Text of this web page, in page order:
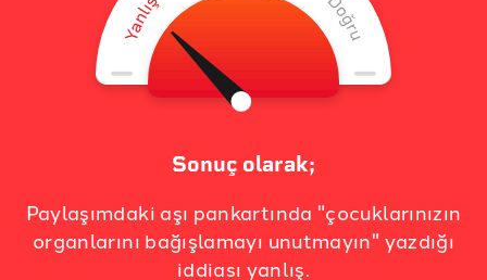
Sonuç olarak;
Paylaşımdaki aşı pankartında "çocuklarınızın
organlarını bağışlamayı unutmayın" yazdığı
iddiası yanlış.